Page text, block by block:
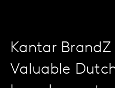
Kantar
Valuable